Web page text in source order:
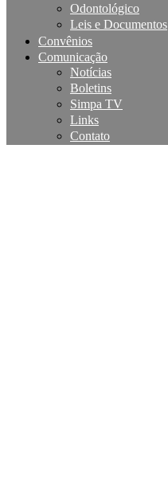
Odontológico
Leis e Documentos
Convênios
Comunicação
Notícias
Boletins
Simpa TV
Links
Contato